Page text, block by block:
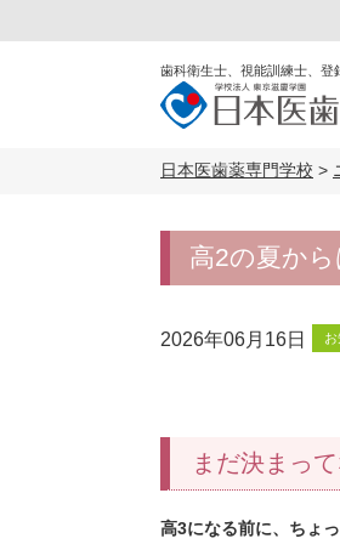
歯科衛生士、視能訓練士、登
日本医歯薬専門学校 >
高2の夏か
2026年06月16日
まだ決まっ
高3になる前に、ちょ